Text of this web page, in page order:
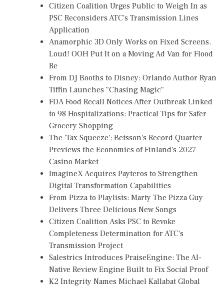
Citizen Coalition Urges Public to Weigh In as
PSC Reconsiders ATC's Transmission Lines
Application
Anamorphic 3D Only Works on Fixed Screens.
Loud! OOH Put It on a Moving Ad Van for Flood
Re
From DJ Booths to Disney: Orlando Author Ryan
Tiffin Launches "Chasing Magic"
FDA Food Recall Notices After Outbreak Linked
to 98 Hospitalizations: Practical Tips for Safer
Grocery Shopping
The 'Tax Squeeze': Betsson's Record Quarter
Previews the Economics of Finland's 2027
Casino Market
ImagineX Acquires Payteros to Strengthen
Digital Transformation Capabilities
From Pizza to Playlists: Marty The Pizza Guy
Delivers Three Delicious New Songs
Citizen Coalition Asks PSC to Revoke
Completeness Determination for ATC's
Transmission Project
Salestrics Introduces PraiseEngine: The AI-
Native Review Engine Built to Fix Social Proof
K2 Integrity Names Michael Kallabat Global